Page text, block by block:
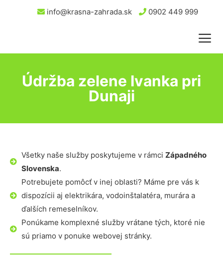
info@krasna-zahrada.sk 0902 449 999
Údržba zelene Ivanka pri
Dunaji
Všetky naše služby poskytujeme v rámci Západného
Slovenska.
Potrebujete pomôcť v inej oblasti? Máme pre vás k
dispozícii aj elektrikára, vodoinštalatéra, murára a
ďalších remeselníkov.
Ponúkame komplexné služby vrátane tých, ktoré nie
sú priamo v ponuke webovej stránky.